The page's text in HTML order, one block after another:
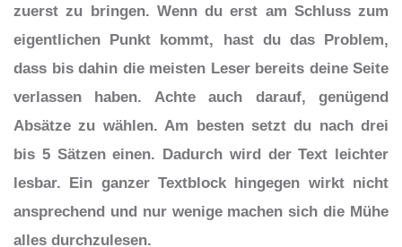
zuerst zu bringen. Wenn du erst am Schluss zum
eigentlichen Punkt kommt, hast du das Problem,
dass bis dahin die meisten Leser bereits deine Seite
verlassen haben. Achte auch darauf, genügend
Absätze zu wählen. Am besten setzt du nach drei
bis 5 Sätzen einen. Dadurch wird der Text leichter
lesbar. Ein ganzer Textblock hingegen wirkt nicht
ansprechend und nur wenige machen sich die Mühe
alles durchzulesen.